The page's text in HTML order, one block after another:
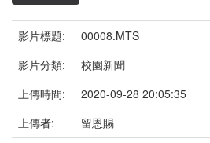
影片標題:
00008.MTS
影片分類:
校園新聞
上傳時間:
2020-09-28 20:05:35
上傳者:
留恩賜